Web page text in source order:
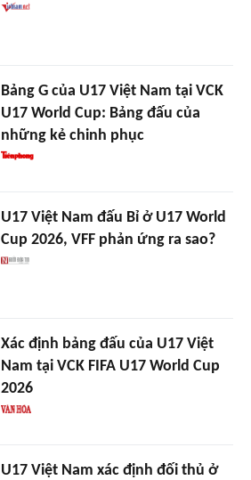
Bảng G của U17 Việt Nam tại VCK
U17 World Cup: Bảng đấu của
những kẻ chinh phục
U17 Việt Nam đấu Bỉ ở U17 World
Cup 2026, VFF phản ứng ra sao?
Xác định bảng đấu của U17 Việt
Nam tại VCK FIFA U17 World Cup
2026
U17 Việt Nam xác định đối thủ ở